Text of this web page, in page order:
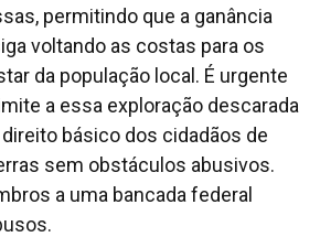
permitindo que a ganância
voltando as costas para os
da população local. É urgente
a essa exploração descarada
básico dos cidadãos de
sem obstáculos abusivos.
a uma bancada federal